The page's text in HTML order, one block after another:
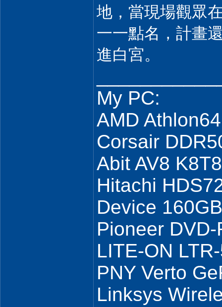
地，當現場觀眾
一一點名，計畫
進白宮。
My PC:
AMD
Corsair
Abit AV8
Hitachi
Device
Pioneer
LITE-ON
PNY Verto
Linksys